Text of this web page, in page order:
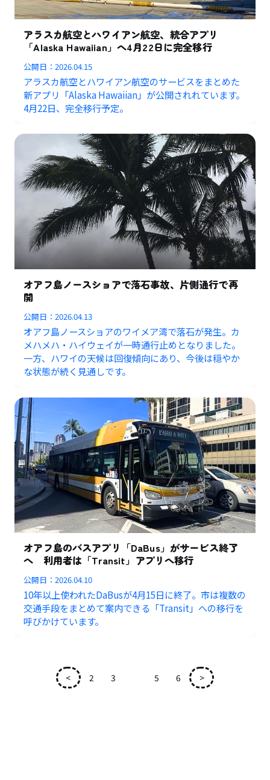
アラスカ航空とハワイアン航空、統合アプリ
「Alaska Hawaiian」へ4月22日に完全移行
公開日：2026.04.15
アラスカ航空とハワイアン航空のサービスをまとめた
新アプリ「Alaska Hawaiian」が公開されれています。
4月22日、完全移行予定。
オアフ島ノースショアで落石事故、片側通行で再
開
公開日：2026.04.13
オアフ島ノースショアのワイメア湾で落石が発生。カ
メハメハ・ハイウェイが一時通行止めとなりました。
一方、ハワイの天候は回復傾向にあり、今後は穏やか
な状態が続く見通しです。
オアフ島のバスアプリ「DaBus」がサービス終了
へ 利用者は「Transit」アプリへ移行
公開日：2026.04.10
10年以上使われたDaBusが4月15日に終了。市は複数の
交通手段をまとめて案内できる「Transit」への移行を
呼びかけています。
< 2 3 5 6 >